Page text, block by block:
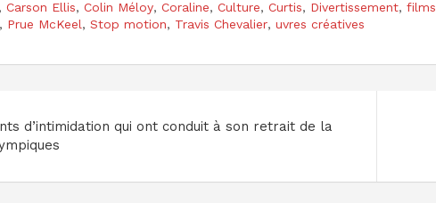
, Carson Ellis, Colin Méloy, Coraline, Culture, Curtis, Divertissement, films
, Prue McKeel, Stop motion, Travis Chevalier, uvres créatives
d’intimidation qui ont conduit à son retrait de la